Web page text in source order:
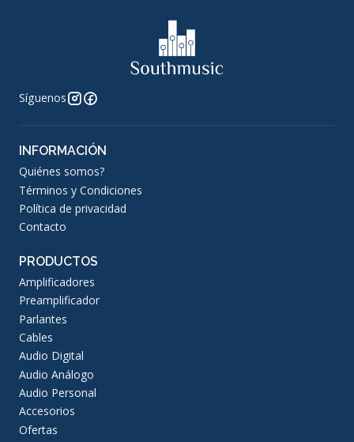
Síguenos
INFORMACIÓN
Quiénes somos?
Términos y Condiciones
Política de privacidad
Contacto
PRODUCTOS
Amplificadores
Preamplificador
Parlantes
Cables
Audio Digital
Audio Análogo
Audio Personal
Accesorios
Ofertas